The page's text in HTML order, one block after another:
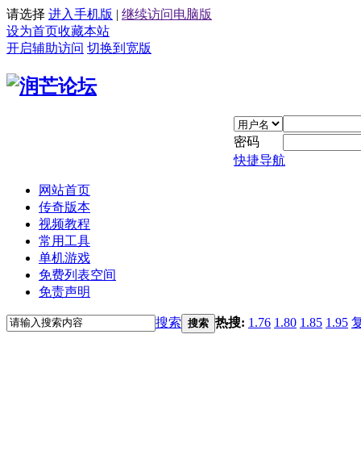
请选择 进入手机版 | 继续访问电脑版
设为首页收藏本站
开启辅助访问 切换到宽版
密码
快捷导航
网站首页
传奇版本
视频教程
常用工具
单机游戏
免费列表空间
免责声明
搜索 搜索 热搜: 1.76 1.80 1.85 1.95